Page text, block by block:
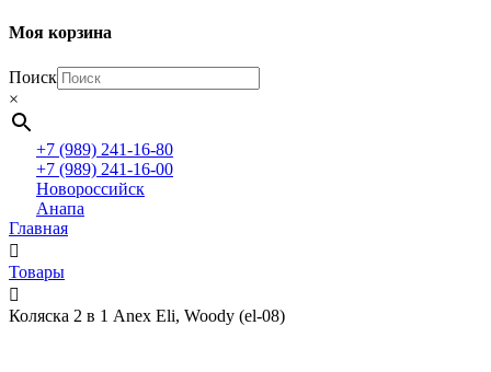
Моя корзина
Поиск
×
+7 (989) 241-16-80
+7 (989) 241-16-00
Новороссийск
Анапа
Главная
Товары
Коляска 2 в 1 Anex Eli, Woody (el-08)